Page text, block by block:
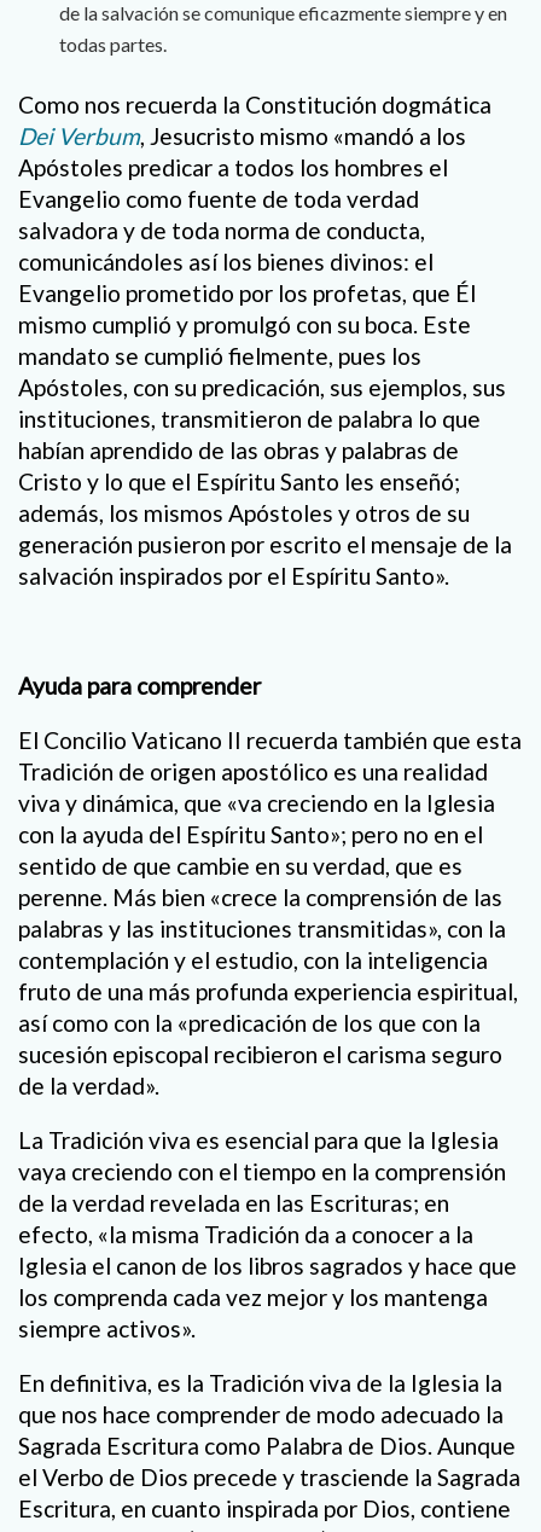
de la salvación se comunique eficazmente siempre y en
todas partes.
Como nos recuerda la Constitución dogmática
Dei Verbum, Jesucristo mismo «mandó a los
Apóstoles predicar a todos los hombres el
Evangelio como fuente de toda verdad
salvadora y de toda norma de conducta,
comunicándoles así los bienes divinos: el
Evangelio prometido por los profetas, que Él
mismo cumplió y promulgó con su boca. Este
mandato se cumplió fielmente, pues los
Apóstoles, con su predicación, sus ejemplos, sus
instituciones, transmitieron de palabra lo que
habían aprendido de las obras y palabras de
Cristo y lo que el Espíritu Santo les enseñó;
además, los mismos Apóstoles y otros de su
generación pusieron por escrito el mensaje de la
salvación inspirados por el Espíritu Santo».
Ayuda para comprender
El Concilio Vaticano II recuerda también que esta
Tradición de origen apostólico es una realidad
viva y dinámica, que «va creciendo en la Iglesia
con la ayuda del Espíritu Santo»; pero no en el
sentido de que cambie en su verdad, que es
perenne. Más bien «crece la comprensión de las
palabras y las instituciones transmitidas», con la
contemplación y el estudio, con la inteligencia
fruto de una más profunda experiencia espiritual,
así como con la «predicación de los que con la
sucesión episcopal recibieron el carisma seguro
de la verdad».
La Tradición viva es esencial para que la Iglesia
vaya creciendo con el tiempo en la comprensión
de la verdad revelada en las Escrituras; en
efecto, «la misma Tradición da a conocer a la
Iglesia el canon de los libros sagrados y hace que
los comprenda cada vez mejor y los mantenga
siempre activos».
En definitiva, es la Tradición viva de la Iglesia la
que nos hace comprender de modo adecuado la
Sagrada Escritura como Palabra de Dios. Aunque
el Verbo de Dios precede y trasciende la Sagrada
Escritura, en cuanto inspirada por Dios, contiene